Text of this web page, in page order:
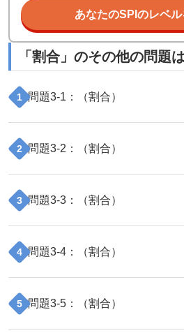
あなたのSPIのレベ
「 割合 」のその他の問題
1 問題3-1 ：（割合）
2 問題3-2 ：（割合）
3 問題3-3 ：（割合）
4 問題3-4 ：（割合）
5 問題3-5 ：（割合）